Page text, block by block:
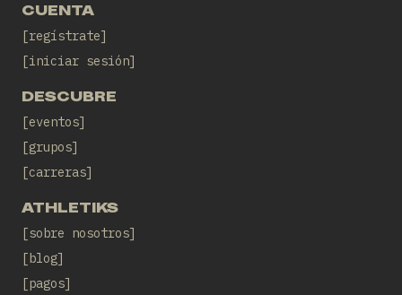
CUENTA
regístrate
iniciar sesión
DESCUBRE
eventos
grupos
carreras
ATHLETIKS
sobre nosotros
blog
pagos